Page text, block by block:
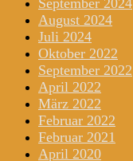
September 2024
August 2024
Juli 2024
Oktober 2022
September 2022
April 2022
März 2022
Februar 2022
Februar 2021
April 2020